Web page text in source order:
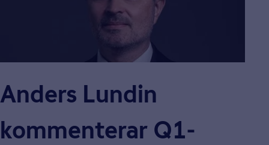
Anders Lundin
kommenterar Q1-